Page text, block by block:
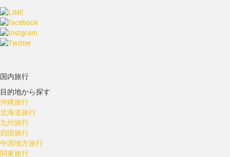
国内旅行
目的地から探す
沖縄旅行
北海道旅行
九州旅行
四国旅行
中国地方旅行
関東旅行